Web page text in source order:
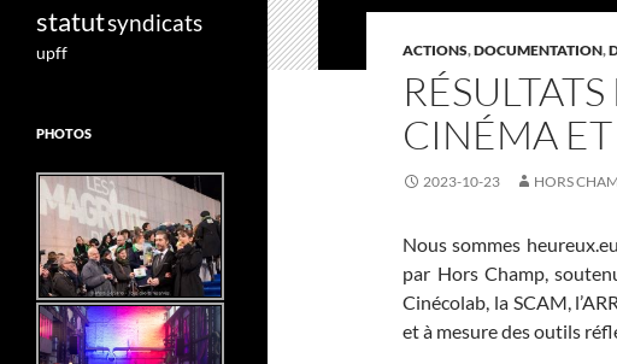
ACTIONS,DOCUMENTATION,
CINÉMA
2023-10-23 HORS
Nous sommes
par Hors Champ,
Cinécolab, la SCAM,
et à mesure des outils
statutsyndicats
upff
PHOTOS